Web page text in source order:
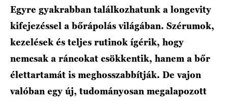
Egyre gyakrabban találkozhatunk a longevity
kifejezéssel a bőrápolás világában. Szérumok,
kezelések és teljes rutinok ígérik, hogy
nemcsak a ráncokat csökkentik, hanem a bőr
élettartamát is meghosszabbítják. De vajon
valóban egy új, tudományosan megalapozott